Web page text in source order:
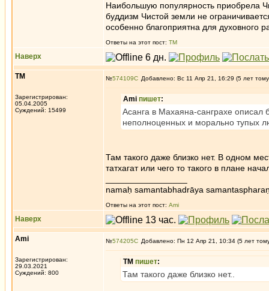
Наибольшую популярность приобрела
буддизм Чистой земли не
особенно благоприятна для духовного
Ответы на этот пост: ТМ
Наверх
ТМ
Зарегистрирован:
05.04.2005
Суждений: 15499
№574109 Добавлено: Вс 11 Апр 21, 16:29 (5 лет
Ami пишет:
Асанга в Махаяна-санграхе описал
неполноценных и морально тупых
Там такого даже близко нет. В одном
татхагат или чего то такого в плане
namaḥ samantabhadrāya
Ответы на этот пост: Ami
Наверх
Ami
Зарегистрирован:
29.03.2021
Суждений: 800
№574205 Добавлено: Пн 12 Апр 21, 10:34 (5 лет
ТМ пишет:
Там такого даже близко нет..